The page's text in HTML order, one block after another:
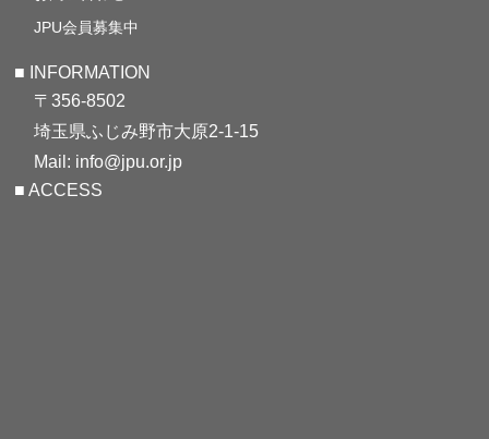
JPU会員募集中
■ INFORMATION
〒356-8502
埼玉県ふじみ野市大原2-1-15
Mail: info@jpu.or.jp
■ ACCESS